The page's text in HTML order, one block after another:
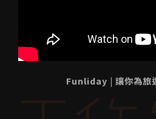
Funliday | 讓你為旅